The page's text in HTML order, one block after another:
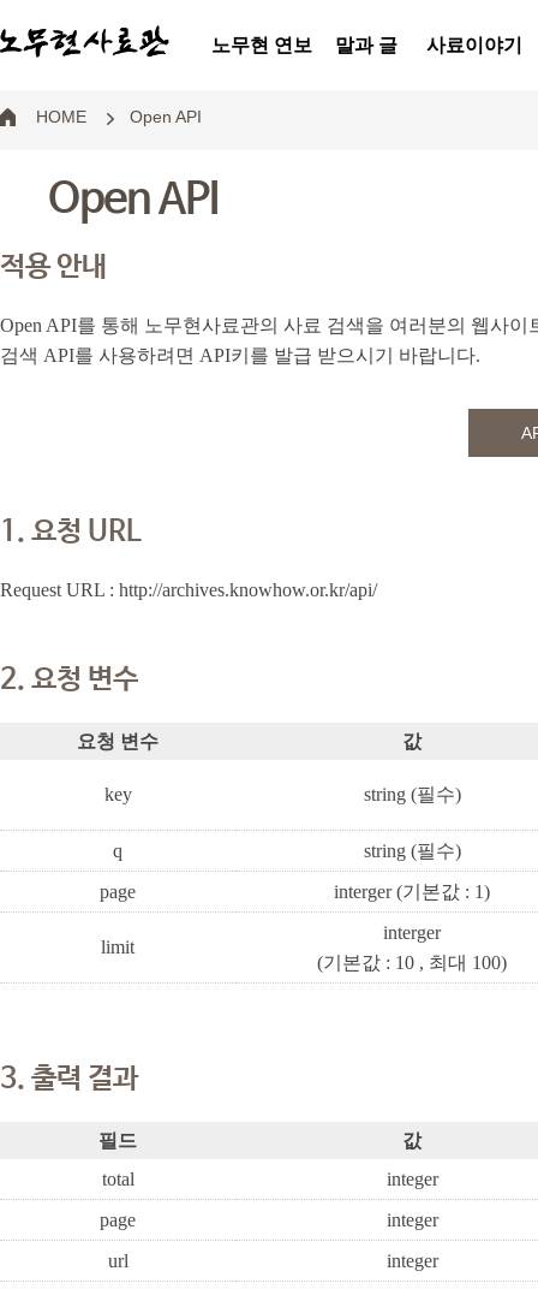
노무현 연보 말과 글 사료이야기
HOME Open API
Open API
적용 안내
Open API를 통해 노무현사료관의 사료 검색을 여러분의 웹사
검색 API를 사용하려면 API키를 발급 받으시기 바랍니다.
1. 요청 URL
Request URL : http://archives.knowhow.or.kr/api/
2. 요청 변수
요청 변수 값
key string (필수)
q
string (필수)
page
interger (기본값 : 1)
limit
interger
(기본값 : 10 , 최대 100)
3. 출력 결과
필드
값
total
integer
page
integer
url
integer